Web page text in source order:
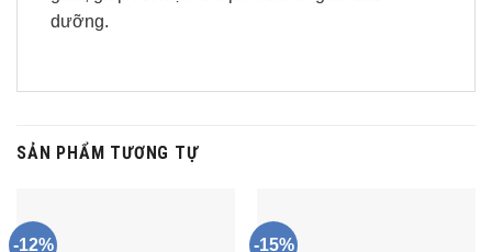
dưỡng.
SẢN PHẨM TƯƠNG TỰ
-12% -15%